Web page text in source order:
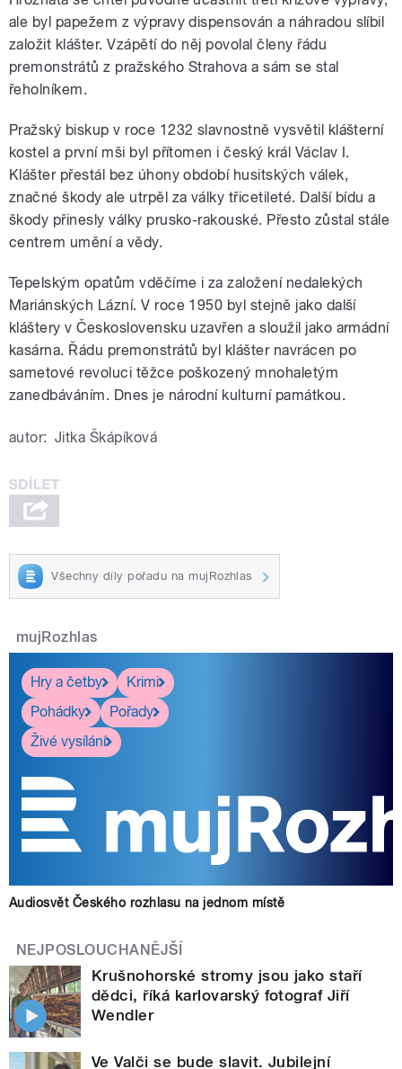
ale byl papežem z výpravy dispensován a náhradou slíbil
založit klášter. Vzápětí do něj povolal členy řádu
premonstrátů z pražského Strahova a sám se stal
řeholníkem.
Pražský biskup v roce 1232 slavnostně vysvětil klášterní
kostel a první mši byl přítomen i český král Václav I.
Klášter přestál bez úhony období husitských válek,
značné škody ale utrpěl za války třicetileté. Další bídu a
škody přinesly války prusko-rakouské. Přesto zůstal stále
centrem umění a vědy.
Tepelským opatům vděčíme i za založení nedalekých
Mariánských Lázní. V roce 1950 byl stejně jako další
kláštery v Československu uzavřen a sloužil jako armádní
kasárna. Řádu premonstrátů byl klášter navrácen po
sametové revoluci těžce poškozený mnohaletým
zanedbáváním. Dnes je národní kulturní památkou.
autor: Jitka Škápíková
Všechny díly pořadu na mujRozhlas
mujRozhlas
Hry a četby
Krimi
Pohádky
Pořady
Živé vysílání
Audiosvět Českého rozhlasu na jednom místě
NEJPOSLOUCHANĚJŠÍ
Krušnohorské stromy jsou jako staří
dědci, říká karlovarský fotograf Jiří
Wendler
Ve Valči se bude slavit. Jubilejní